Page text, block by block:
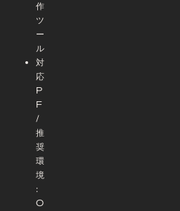
作
ツ
ー
ル
対
応
P
F
/
推
奨
環
境
:
O